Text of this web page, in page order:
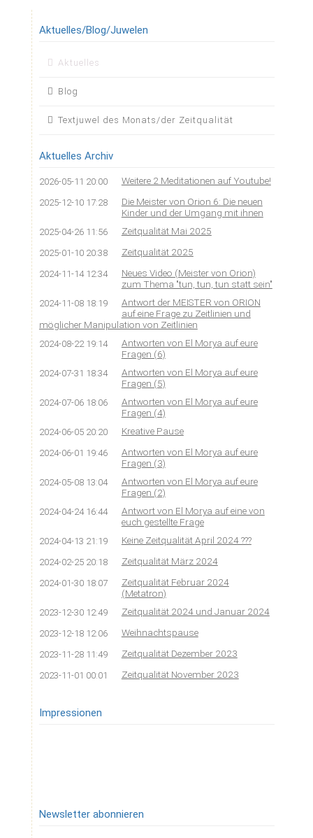
Aktuelles/Blog/Juwelen
Navigation
Aktuelles
Blog
Textjuwel des Monats/der Zeitqualität
Aktuelles Archiv
2026-05-11 20:00 Weitere 2 Meditationen auf Youtube!
2025-12-10 17:28
Die Meister von Orion 6: Die neuen
Kinder und der Umgang mit ihnen
2025-04-26 11:56 Zeitqualität Mai 2025
2025-01-10 20:38 Zeitqualität 2025
2024-11-14 12:34
Neues Video (Meister von Orion)
zum Thema "tun, tun, tun statt sein"
2024-11-08 18:19
Antwort der MEISTER von ORION
auf eine Frage zu Zeitlinien und
möglicher Manipulation von Zeitlinien
2024-08-22 19:14
Antworten von El Morya auf eure
Fragen (6)
2024-07-31 18:34
Antworten von El Morya auf eure
Fragen (5)
2024-07-06 18:06
Antworten von El Morya auf eure
Fragen (4)
2024-06-05 20:20 Kreative Pause
2024-06-01 19:46
Antworten von El Morya auf eure
Fragen (3)
2024-05-08 13:04
Antworten von El Morya auf eure
Fragen (2)
2024-04-24 16:44
Antwort von El Morya auf eine von
euch gestellte Frage
2024-04-13 21:19 Keine Zeitqualität April 2024 ???
2024-02-25 20:18 Zeitqualität März 2024
2024-01-30 18:07
Zeitqualität Februar 2024
(Metatron)
2023-12-30 12:49 Zeitqualität 2024 und Januar 2024
2023-12-18 12:06 Weihnachtspause
2023-11-28 11:49 Zeitqualität Dezember 2023
2023-11-01 00:01 Zeitqualität November 2023
Impressionen
Newsletter abonnieren